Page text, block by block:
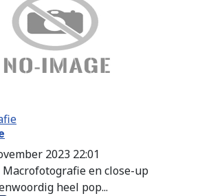
2023 22:01
en close-up
heel pop...